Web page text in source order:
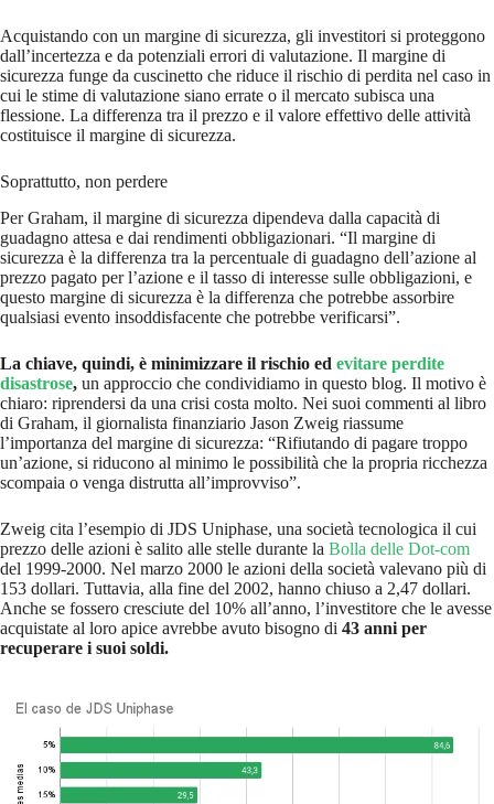
Acquistando con un margine di sicurezza, gli investitori si proteggono
dall’incertezza e da potenziali errori di valutazione. Il margine di
sicurezza funge da cuscinetto che riduce il rischio di perdita nel caso in
cui le stime di valutazione siano errate o il mercato subisca una
flessione. La differenza tra il prezzo e il valore effettivo delle attività
costituisce il margine di sicurezza.
Soprattutto, non perdere
Per Graham, il margine di sicurezza dipendeva dalla capacità di
guadagno attesa e dai rendimenti obbligazionari. “Il margine di
sicurezza è la differenza tra la percentuale di guadagno dell’azione al
prezzo pagato per l’azione e il tasso di interesse sulle obbligazioni, e
questo margine di sicurezza è la differenza che potrebbe assorbire
qualsiasi evento insoddisfacente che potrebbe verificarsi”.
La chiave, quindi, è minimizzare il rischio ed evitare perdite
disastrose, un approccio che condividiamo in questo blog. Il motivo è
chiaro: riprendersi da una crisi costa molto. Nei suoi commenti al libro
di Graham, il giornalista finanziario Jason Zweig riassume
l’importanza del margine di sicurezza: “Rifiutando di pagare troppo
un’azione, si riducono al minimo le possibilità che la propria ricchezza
scompaia o venga distrutta all’improvviso”.
Zweig cita l’esempio di JDS Uniphase, una società tecnologica il cui
prezzo delle azioni è salito alle stelle durante la Bolla delle Dot-com
del 1999-2000. Nel marzo 2000 le azioni della società valevano più di
153 dollari. Tuttavia, alla fine del 2002, hanno chiuso a 2,47 dollari.
Anche se fossero cresciute del 10% all’anno, l’investitore che le avesse
acquistate al loro apice avrebbe avuto bisogno di 43 anni per
recuperare i suoi soldi.